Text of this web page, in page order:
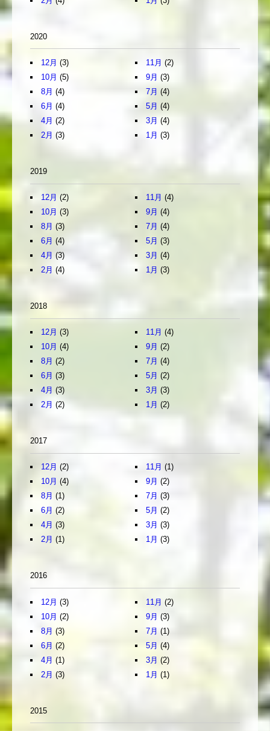
2020
12月 (3) 11月 (2)
10月 (5) 9月 (3)
8月 (4) 7月 (4)
6月 (4) 5月 (4)
4月 (2) 3月 (4)
2月 (3) 1月 (3)
2019
12月 (2) 11月 (4)
10月 (3) 9月 (4)
8月 (3) 7月 (4)
6月 (4) 5月 (3)
4月 (3) 3月 (4)
2月 (4) 1月 (3)
2018
12月 (3) 11月 (4)
10月 (4) 9月 (2)
8月 (2) 7月 (4)
6月 (3) 5月 (2)
4月 (3) 3月 (3)
2月 (2) 1月 (2)
2017
12月 (2) 11月 (1)
10月 (4) 9月 (2)
8月 (1) 7月 (3)
6月 (2) 5月 (2)
4月 (3) 3月 (3)
2月 (1) 1月 (3)
2016
12月 (3) 11月 (2)
10月 (2) 9月 (3)
8月 (3) 7月 (1)
6月 (2) 5月 (4)
4月 (1) 3月 (2)
2月 (3) 1月 (1)
2015